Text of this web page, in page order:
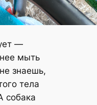
—
мыть
знаешь,
тела
собака